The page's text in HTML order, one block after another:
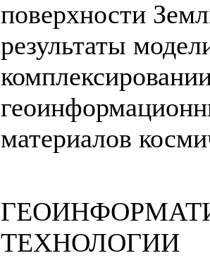
поверхности
результаты
материалов
ТЕХНОЛОГИИ